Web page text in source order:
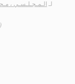
لـ الـمـجـلـسـي ،